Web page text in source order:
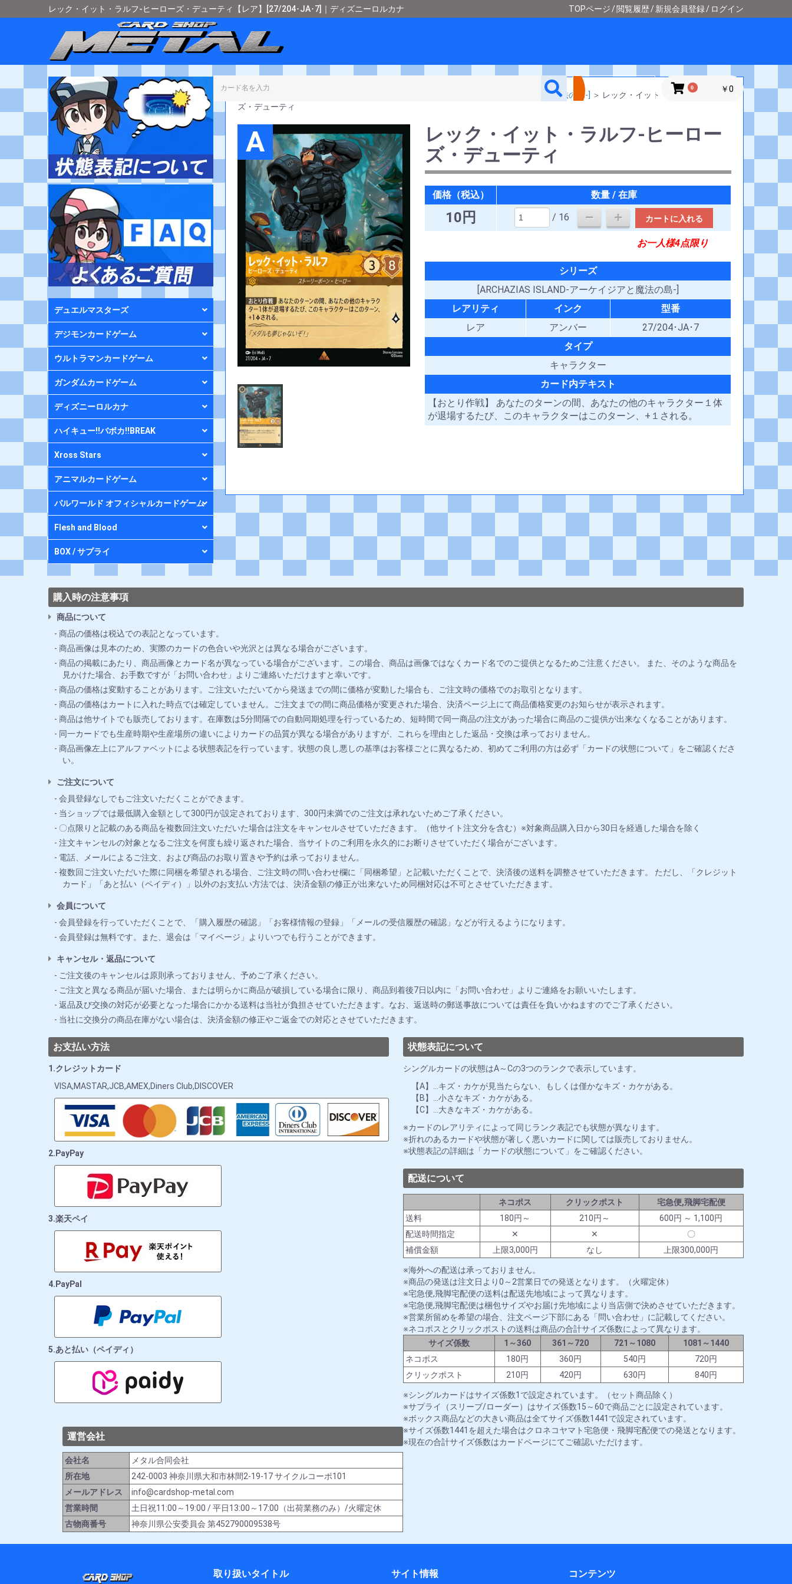
レック・イット・ラルフ-ヒーローズ・デューティ【レア】[27/204･JA･7]｜ディズニーロルカナ TOPページ 閲覧履歴 新規会員登録 ログイン
0 ￥0
デュエルマスターズ
デジモンカードゲーム
ウルトラマンカードゲーム
ガンダムカードゲーム
ディズニーロルカナ
ハイキュー!!バボカ!!BREAK
Xross Stars
アニマルカードゲーム
パルワールド オフィシャルカードゲーム
Flesh and Blood
BOX / サプライ
[ARCHAZIAS ISLAND-アーケイジアと魔法の島-] ＞ レック・イット・ラルフ-ヒーロー
ズ・デューティ
A
レック・イット・ラルフ-ヒーロー
ズ・デューティ
価格（税込） 数量 / 在庫
10円 / 16 カートに入れる
お一人様4点限り
シリーズ
[ARCHAZIAS ISLAND-アーケイジアと魔法の島-]
レアリティ
インク
型番
レア
アンバー
27/204･JA･7
タイプ
キャラクター
カード内テキスト
【おとり作戦】 あなたのターンの間、あなたの他のキャラクター１体
が退場するたび、このキャラクターはこのターン、+１される。
購入時の注意事項
商品について
商品の価格は税込での表記となっています。
商品画像は見本のため、実際のカードの色合いや光沢とは異なる場合がございます。
商品の掲載にあたり、商品画像とカード名が異なっている場合がございます。この場合、商品は画像ではなくカード名でのご提供となるためご注意ください。 また、そのような商品を
見かけた場合、お手数ですが「お問い合わせ」よりご連絡いただけますと幸いです。
商品の価格は変動することがあります。ご注文いただいてから発送までの間に価格が変動した場合も、ご注文時の価格でのお取引となります。
商品の価格はカートに入れた時点では確定していません。ご注文までの間に商品価格が変更された場合、決済ページ上にて商品価格変更のお知らせが表示されます。
商品は他サイトでも販売しております。在庫数は5分間隔での自動同期処理を行っているため、短時間で同一商品の注文があった場合に商品のご提供が出来なくなることがあります。
同一カードでも生産時期や生産場所の違いによりカードの品質が異なる場合がありますが、これらを理由とした返品・交換は承っておりません。
商品画像左上にアルファベットによる状態表記を行っています。状態の良し悪しの基準はお客様ごとに異なるため、初めてご利用の方は必ず「カードの状態について」をご確認くださ
い。
ご注文について
会員登録なしでもご注文いただくことができます。
当ショップでは最低購入金額として300円が設定されております、300円未満でのご注文は承れないためご了承ください。
〇点限りと記載のある商品を複数回注文いただいた場合は注文をキャンセルさせていただきます。（他サイト注文分を含む）※対象商品購入日から30日を経過した場合を除く
注文キャンセルの対象となるご注文を何度も繰り返された場合、当サイトのご利用を永久的にお断りさせていただく場合がございます。
電話、メールによるご注文、および商品のお取り置きや予約は承っておりません。
複数回ご注文いただいた際に同梱を希望される場合、ご注文時の問い合わせ欄に「同梱希望」と記載いただくことで、決済後の送料を調整させていただきます。 ただし、「クレジット
カード」「あと払い（ペイディ）」以外のお支払い方法では、決済金額の修正が出来ないため同梱対応は不可とさせていただきます。
会員について
会員登録を行っていただくことで、「購入履歴の確認」「お客様情報の登録」「メールの受信履歴の確認」などが行えるようになります。
会員登録は無料です。また、退会は「マイページ」よりいつでも行うことができます。
キャンセル・返品について
ご注文後のキャンセルは原則承っておりません、予めご了承ください。
ご注文と異なる商品が届いた場合、または明らかに商品が破損している場合に限り、商品到着後7日以内に「お問い合わせ」よりご連絡をお願いいたします。
返品及び交換の対応が必要となった場合にかかる送料は当社が負担させていただきます。なお、返送時の郵送事故については責任を負いかねますのでご了承ください。
当社に交換分の商品在庫がない場合は、決済金額の修正やご返金での対応とさせていただきます。
お支払い方法
1.クレジットカード
VISA,MASTAR,JCB,AMEX,Diners Club,DISCOVER
2.PayPay
3.楽天ペイ
4.PayPal
5.あと払い（ペイディ）
状態表記について
シングルカードの状態はA～Cの3つのランクで表示しています。
【A】…キズ・カケが見当たらない、もしくは僅かなキズ・カケがある。
【B】…小さなキズ・カケがある。
【C】…大きなキズ・カケがある。
カードのレアリティによって同じランク表記でも状態が異なります。
折れのあるカードや状態が著しく悪いカードに関しては販売しておりません。
状態表記の詳細は「カードの状態について」をご確認ください。
配送について
ネコポス クリックポスト
宅急便,飛脚宅配便
送料
180円～ 210円～
600円 ～ 1,100円
配送時間指定
✕ ✕
〇
補償金額
上限3,000円 なし 上限300,000円
海外への配送は承っておりません。
商品の発送は注文日より0～2営業日での発送となります。（火曜定休）
宅急便,飛脚宅配便の送料は配送先地域によって異なります。
宅急便,飛脚宅配便は梱包サイズやお届け先地域により当店側で決めさせていただきます。
営業所留めを希望の場合、注文ページ下部にある「問い合わせ」に記載してください。
ネコポスとクリックポストの送料は商品の合計サイズ係数によって異なります。
サイズ係数
1～360 361～720 721～1080
1081～1440
ネコポス
180円 360円 540円
720円
クリックポスト
210円 420円 630円 840円
シングルカードはサイズ係数1で設定されています。（セット商品除く）
サプライ（スリーブ/ローダー）はサイズ係数15～60で商品ごとに設定されています。
ボックス商品などの大きい商品は全てサイズ係数1441で設定されています。
サイズ係数1441を超えた場合はクロネコヤマト宅急便・飛脚宅配便での発送となります。
現在の合計サイズ係数はカードページにてご確認いただけます。
運営会社
会社名
メタル合同会社
所在地
242-0003 神奈川県大和市林間2-19-17 サイクルコーポ101
メールアドレス
info@cardshop-metal.com
営業時間
土日祝11:00～19:00 / 平日13:00～17:00（出荷業務のみ）/火曜定休
古物商番号
神奈川県公安委員会 第452790009538号
取り扱いタイトル サイト情報 コンテンツ